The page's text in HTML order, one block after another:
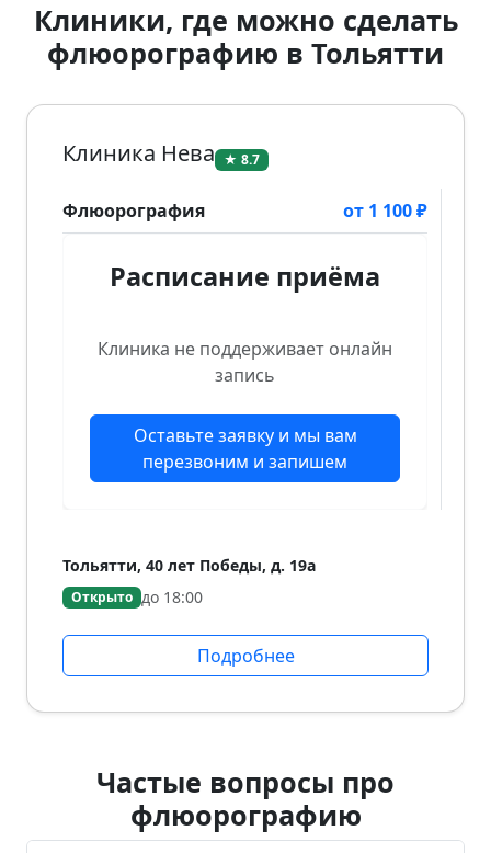
Клиники, где можно сделать
флюорографию в Тольятти
Клиника Нева ★ 8.7
Флюорография от 1 100 ₽
Расписание приёма
Клиника не поддерживает онлайн
запись
Оставьте заявку и мы вам
перезвоним и запишем
Тольятти, 40 лет Победы, д. 19а
Открыто до 18:00
Подробнее
Частые вопросы про
флюорографию